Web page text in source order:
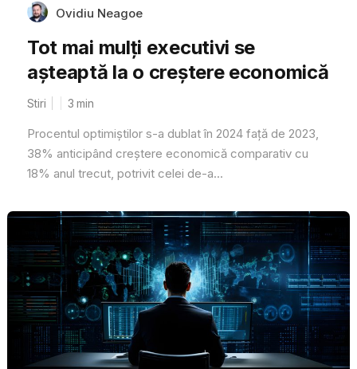
Ovidiu Neagoe
Tot mai mulți executivi se
așteaptă la o creștere economică
Stiri 3 min
Procentul optimiștilor s-a dublat în 2024 față de 2023,
38% anticipând creștere economică comparativ cu
18% anul trecut, potrivit celei de-a...